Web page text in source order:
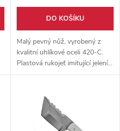
DO KOŠÍKU
Malý pevný nůž, vyrobený z
kvalitní uhlíkové oceli 420-C.
Plastová rukojeť imitující jelení
paroh ve 3 možných verzích.